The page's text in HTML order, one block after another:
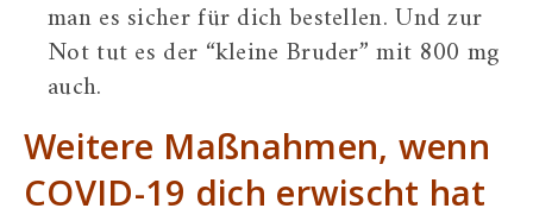
man es sicher für dich bestellen. Und zur
Not tut es der “kleine Bruder” mit 800 mg
auch.
Weitere Maßnahmen, wenn
COVID-19 dich erwischt hat